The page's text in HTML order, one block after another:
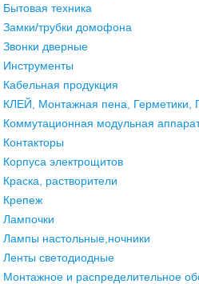
Бытовая техника
Замки/трубки домофона
Звонки дверные
Инструменты
Кабельная продукция
КЛЕЙ, Монтажная пена, Герметики,
Коммутационная модульная
Контакторы
Корпуса электрощитов
Краска, растворители
Крепеж
Лампочки
Лампы настольные,ночники
Ленты светодиодные
Монтажное и распределительное